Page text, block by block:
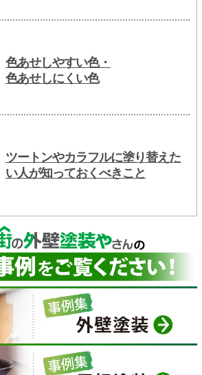
色あせしやすい色・
色あせしにくい色
ツートンやカラフルに塗り替えた
い人が知っておくべきこと